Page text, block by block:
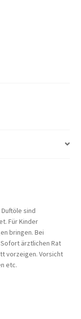
sind
Für Kinder
bringen. Bei
ärztlichen Rat
vorzeigen. Vorsicht
etc.